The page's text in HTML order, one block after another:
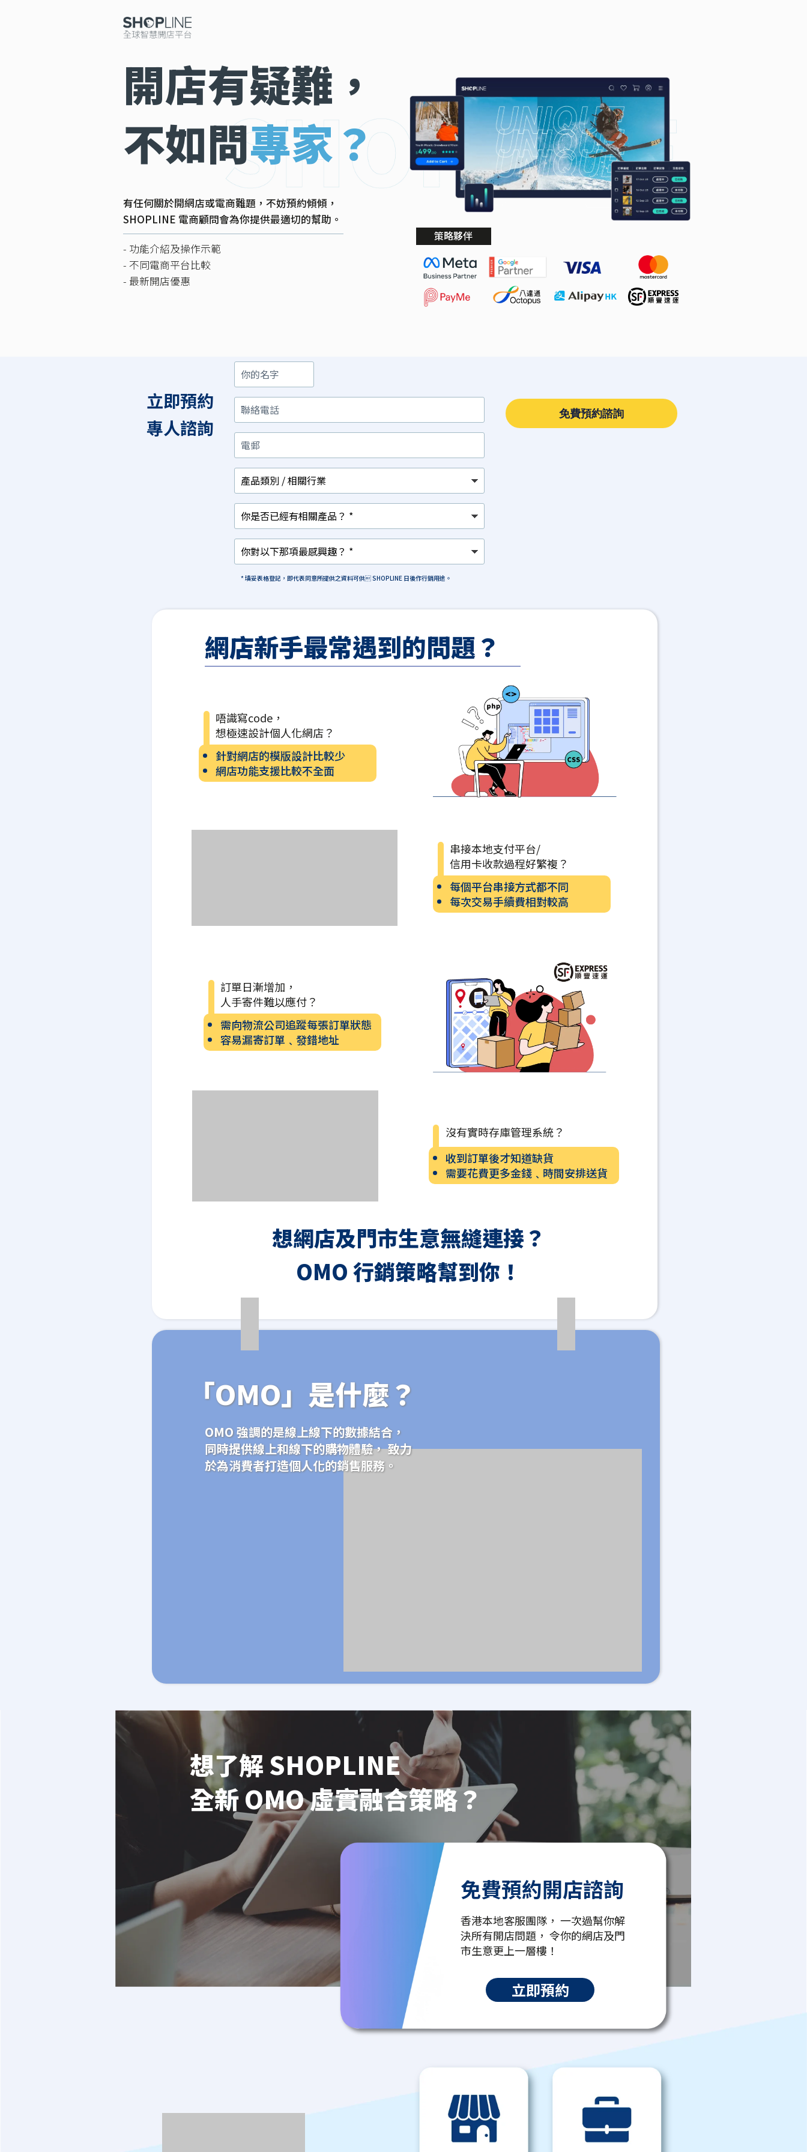
開店有疑難，
不如問專家？
有任何關於開網店或電商難題，不妨預約傾傾，
SHOPLINE 電商顧問會為你提供最適切的幫助。
策略夥伴
- 功能介紹及操作示範
- 不同電商平台比較
- 最新開店優惠
你
的
名
字
聯
絡
電
話
電
郵
產
品
類
別
相
關
行
業
你
是
否
已
經
有
相
關
產
品？
你
對
以
下
那
項
最
感
興
趣？
免費預約諮詢
立即預約
專人諮詢
* 填妥表格登記，即代表同意所提供之資料可供 SHOPLINE 日後作行銷用途。
網店新手最常遇到的問題？
唔識寫code，
想極速設計個人化網店？
針對網店的模版設計比較少
網店功能支援比較不全面
串接本地支付平台/
信用卡收款過程好繁複？
每個平台串接方式都不同
每次交易手續費相對較高
訂單日漸增加，
人手寄件難以應付？
需向物流公司追蹤每張訂單狀態
容易漏寄訂單﹑發錯地址
沒有實時存庫管理系統？
收到訂單後才知道缺貨
需要花費更多金錢﹑時間安排送貨
想網店及門市生意無縫連接？
OMO 行銷策略幫到你！
「OMO」是什麼？
OMO 強調的是線上線下的數據結合，
同時提供線上和線下的購物體驗， 致力
於為消費者打造個人化的銷售服務。
想了解 SHOPLINE
全新 OMO 虛實融合策略？
免費預約開店諮詢
香港本地客服團隊， 一次過幫你解
決所有開店問題， 令你的網店及門
市生意更上一層樓！
立即預約